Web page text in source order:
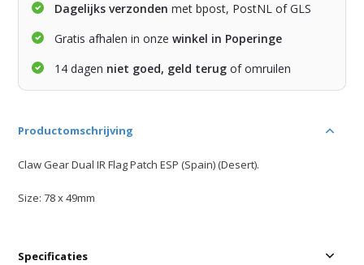
Dagelijks verzonden met bpost, PostNL of GLS
Gratis afhalen in onzewinkel in Poperinge
14 dagen niet goed, geld terug of omruilen
Productomschrijving
Claw Gear Dual IR Flag Patch ESP (Spain) (Desert).
Size: 78 x 49mm
Specificaties